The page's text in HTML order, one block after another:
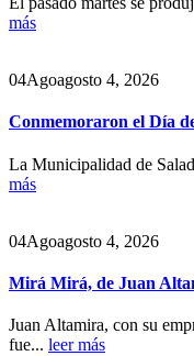
más
04Agoagosto 4, 2026
Conmemoraron el Día
La Municipalidad de
más
04Agoagosto 4, 2026
Mirá Mirá, de Juan
Juan Altamira, con su
fue... leer más